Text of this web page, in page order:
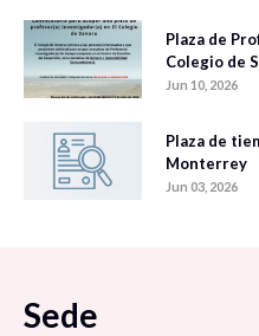
Plaza de
Colegio de
Jun 10, 2026
Plaza de
Monterrey
Jun 03, 2026
Sede